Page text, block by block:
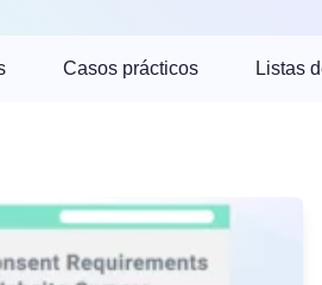
Casos prácticos Listas